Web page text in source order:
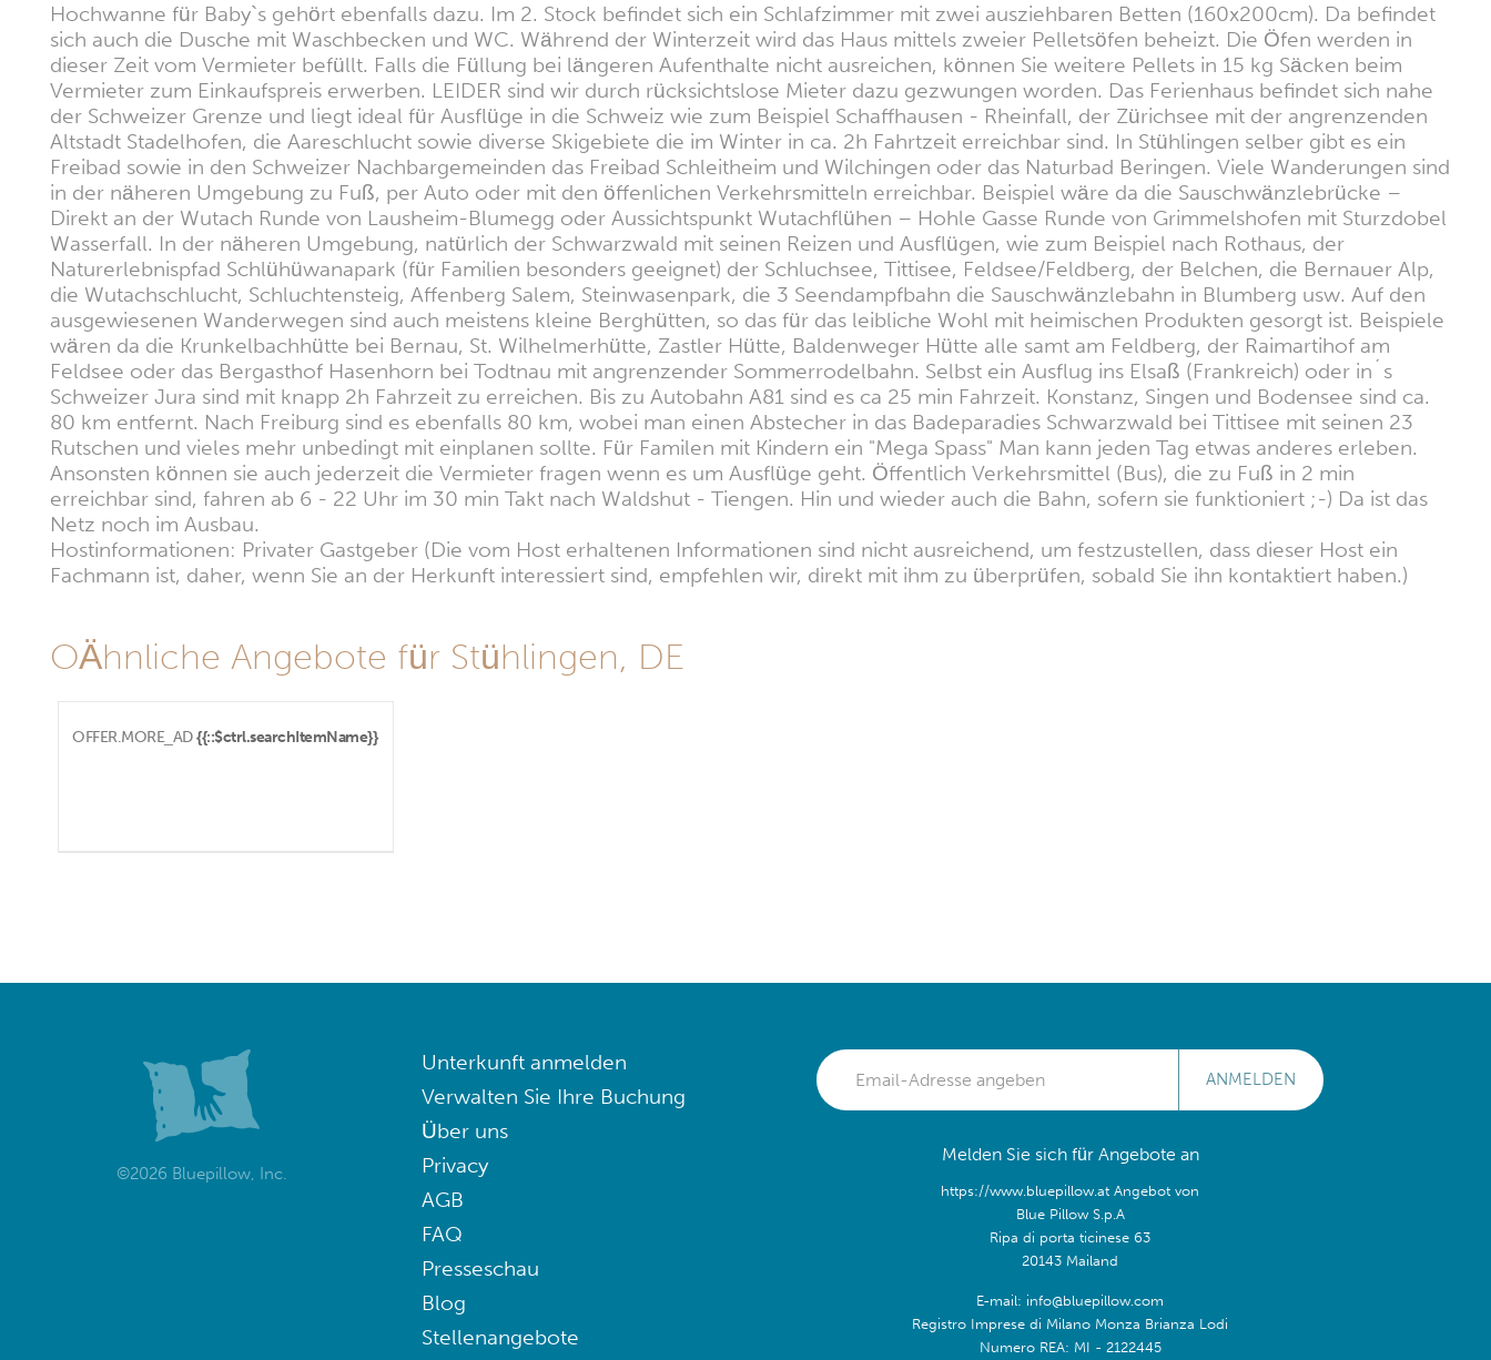
Hochwanne für Baby`s gehört ebenfalls dazu. Im 2. Stock befindet sich ein Schlafzimmer mit zwei ausziehbaren Betten (160x200cm). Da befindet
sich auch die Dusche mit Waschbecken und WC. Während der Winterzeit wird das Haus mittels zweier Pelletsöfen beheizt. Die Öfen werden in
dieser Zeit vom Vermieter befüllt. Falls die Füllung bei längeren Aufenthalte nicht ausreichen, können Sie weitere Pellets in 15 kg Säcken beim
Vermieter zum Einkaufspreis erwerben. LEIDER sind wir durch rücksichtslose Mieter dazu gezwungen worden. Das Ferienhaus befindet sich nahe
der Schweizer Grenze und liegt ideal für Ausflüge in die Schweiz wie zum Beispiel Schaffhausen - Rheinfall, der Zürichsee mit der angrenzenden
Altstadt Stadelhofen, die Aareschlucht sowie diverse Skigebiete die im Winter in ca. 2h Fahrtzeit erreichbar sind. In Stühlingen selber gibt es ein
Freibad sowie in den Schweizer Nachbargemeinden das Freibad Schleitheim und Wilchingen oder das Naturbad Beringen. Viele Wanderungen sind
in der näheren Umgebung zu Fuß, per Auto oder mit den öffenlichen Verkehrsmitteln erreichbar. Beispiel wäre da die Sauschwänzlebrücke –
Direkt an der Wutach Runde von Lausheim-Blumegg oder Aussichtspunkt Wutachflühen – Hohle Gasse Runde von Grimmelshofen mit Sturzdobel
Wasserfall. In der näheren Umgebung, natürlich der Schwarzwald mit seinen Reizen und Ausflügen, wie zum Beispiel nach Rothaus, der
Naturerlebnispfad Schlühüwanapark (für Familien besonders geeignet) der Schluchsee, Tittisee, Feldsee/Feldberg, der Belchen, die Bernauer Alp,
die Wutachschlucht, Schluchtensteig, Affenberg Salem, Steinwasenpark, die 3 Seendampfbahn die Sauschwänzlebahn in Blumberg usw. Auf den
ausgewiesenen Wanderwegen sind auch meistens kleine Berghütten, so das für das leibliche Wohl mit heimischen Produkten gesorgt ist. Beispiele
wären da die Krunkelbachhütte bei Bernau, St. Wilhelmerhütte, Zastler Hütte, Baldenweger Hütte alle samt am Feldberg, der Raimartihof am
Feldsee oder das Bergasthof Hasenhorn bei Todtnau mit angrenzender Sommerrodelbahn. Selbst ein Ausflug ins Elsaß (Frankreich) oder in´s
Schweizer Jura sind mit knapp 2h Fahrzeit zu erreichen. Bis zu Autobahn A81 sind es ca 25 min Fahrzeit. Konstanz, Singen und Bodensee sind ca.
80 km entfernt. Nach Freiburg sind es ebenfalls 80 km, wobei man einen Abstecher in das Badeparadies Schwarzwald bei Tittisee mit seinen 23
Rutschen und vieles mehr unbedingt mit einplanen sollte. Für Familen mit Kindern ein "Mega Spass" Man kann jeden Tag etwas anderes erleben.
Ansonsten können sie auch jederzeit die Vermieter fragen wenn es um Ausflüge geht. Öffentlich Verkehrsmittel (Bus), die zu Fuß in 2 min
erreichbar sind, fahren ab 6 - 22 Uhr im 30 min Takt nach Waldshut - Tiengen. Hin und wieder auch die Bahn, sofern sie funktioniert ;-) Da ist das
Netz noch im Ausbau.
Hostinformationen: Privater Gastgeber (Die vom Host erhaltenen Informationen sind nicht ausreichend, um festzustellen, dass dieser Host ein
Fachmann ist, daher, wenn Sie an der Herkunft interessiert sind, empfehlen wir, direkt mit ihm zu überprüfen, sobald Sie ihn kontaktiert haben.)
OÄhnliche Angebote für Stühlingen, DE
OFFER.MORE_AD {{::$ctrl.searchItemName}}
©2026 Bluepillow, Inc.
Unterkunft anmelden
Verwalten Sie Ihre Buchung
Über uns
Privacy
AGB
FAQ
Presseschau
Blog
Stellenangebote
ANMELDEN
Melden Sie sich für Angebote an
https://www.bluepillow.at Angebot von
Blue Pillow S.p.A
Ripa di porta ticinese 63
20143 Mailand
E-mail: info@bluepillow.com
Registro Imprese di Milano Monza Brianza Lodi
Numero REA: MI - 2122445